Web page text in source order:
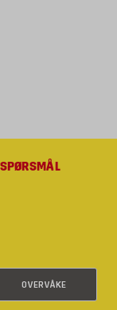
SPØRSMÅL
OVERVÅKE